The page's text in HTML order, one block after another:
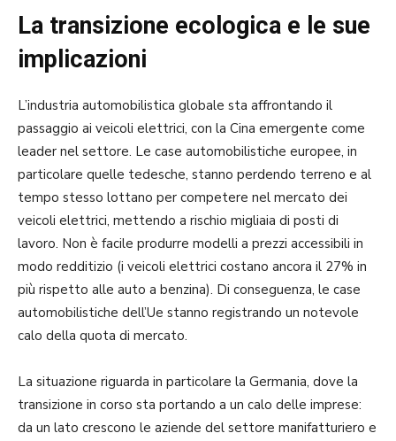
La transizione ecologica e le sue
implicazioni
L’industria automobilistica globale sta affrontando il
passaggio ai veicoli elettrici, con la Cina emergente come
leader nel settore. Le case automobilistiche europee, in
particolare quelle tedesche, stanno perdendo terreno e al
tempo stesso lottano per competere nel mercato dei
veicoli elettrici, mettendo a rischio migliaia di posti di
lavoro. Non è facile produrre modelli a prezzi accessibili in
modo redditizio (i veicoli elettrici costano ancora il 27% in
più rispetto alle auto a benzina). Di conseguenza, le case
automobilistiche dell’Ue stanno registrando un notevole
calo della quota di mercato.
La situazione riguarda in particolare la Germania, dove la
transizione in corso sta portando a un calo delle imprese:
da un lato crescono le aziende del settore manifatturiero e